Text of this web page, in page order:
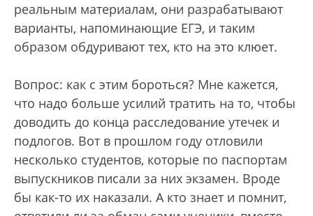
реальным материалам, они разрабатывают
варианты, напоминающие ЕГЭ, и таким
образом обдуривают тех, кто на это клюет.
Вопрос: как с этим бороться? Мне кажется,
что надо больше усилий тратить на то, чтобы
доводить до конца расследование утечек и
подлогов. Вот в прошлом году отловили
несколько студентов, которые по паспортам
выпускников писали за них экзамен. Вроде
бы как-то их наказали. А кто знает и помнит,